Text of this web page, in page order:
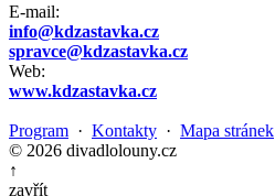
E-mail:
info@kdzastavka.cz
spravce@kdzastavka.cz
Web:
www.kdzastavka.cz
Program · Kontakty · Mapa stránek
© 2026 divadlolouny.cz
↑
zavřít